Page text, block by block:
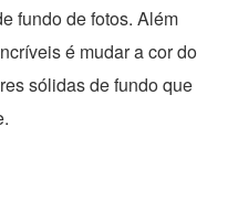
fundo de fotos. Além
é mudar a cor do
sólidas de fundo que